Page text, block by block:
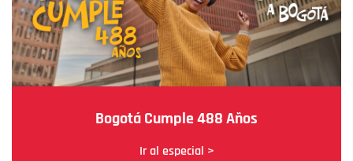
Bogotá Cumple 488 Años
Ir al especial >